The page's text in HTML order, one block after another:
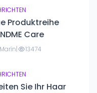
eine
Figur.
Produktreihe
Care
| 13474
Sie Ihr Haar